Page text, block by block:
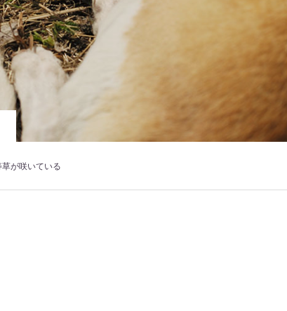
が咲いている